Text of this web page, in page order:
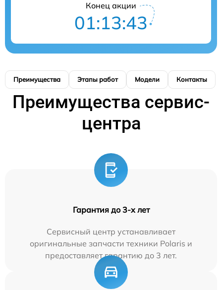
Конец акции
01:13:42
Преимущества Этапы работ Модели Контакты
Преимущества сервис-
центра
Гарантия до 3-х лет
Сервисный центр устанавливает
оригинальные запчасти техники Polaris и
предоставляет гарантию до 3 лет.